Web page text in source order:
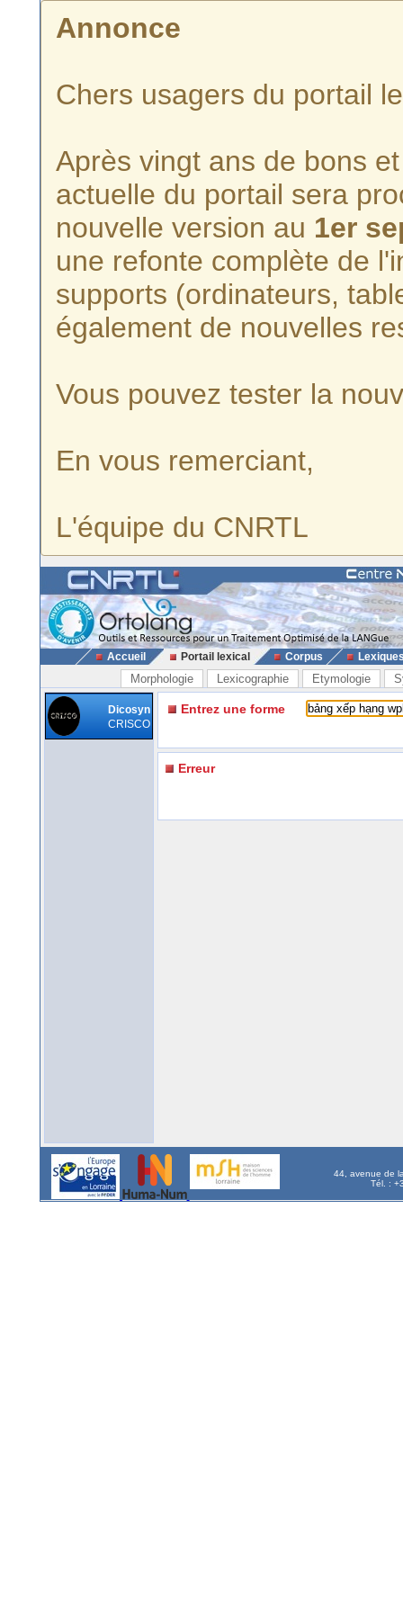
Annonce
Chers usagers du portail
Après vingt ans de bons
actuelle du portail sera
nouvelle version au 1er
une refonte complète de
supports (ordinateurs,
également de nouvelles
Vous pouvez tester la
En vous remerciant,
L'équipe du CNRTL
Accueil Portail lexical Corpus
Morphologie Lexicographie Etymologie
Dicosyn
CRISCO
Entrez une forme
Erreur
44, avenue de
Tél. :